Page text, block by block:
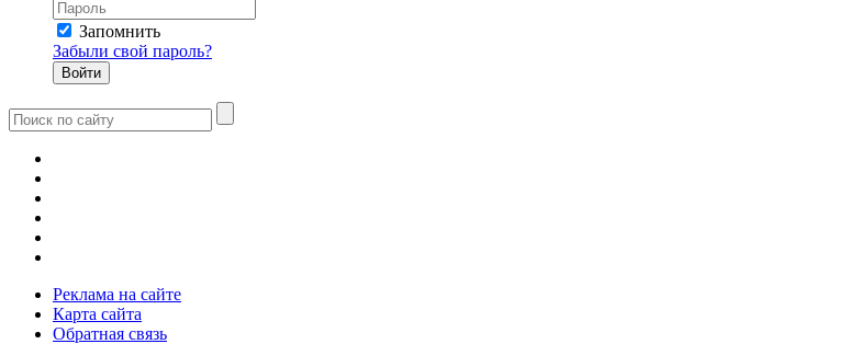
Запомнить
Забыли свой пароль?
Реклама на сайте
Карта сайта
Обратная связь